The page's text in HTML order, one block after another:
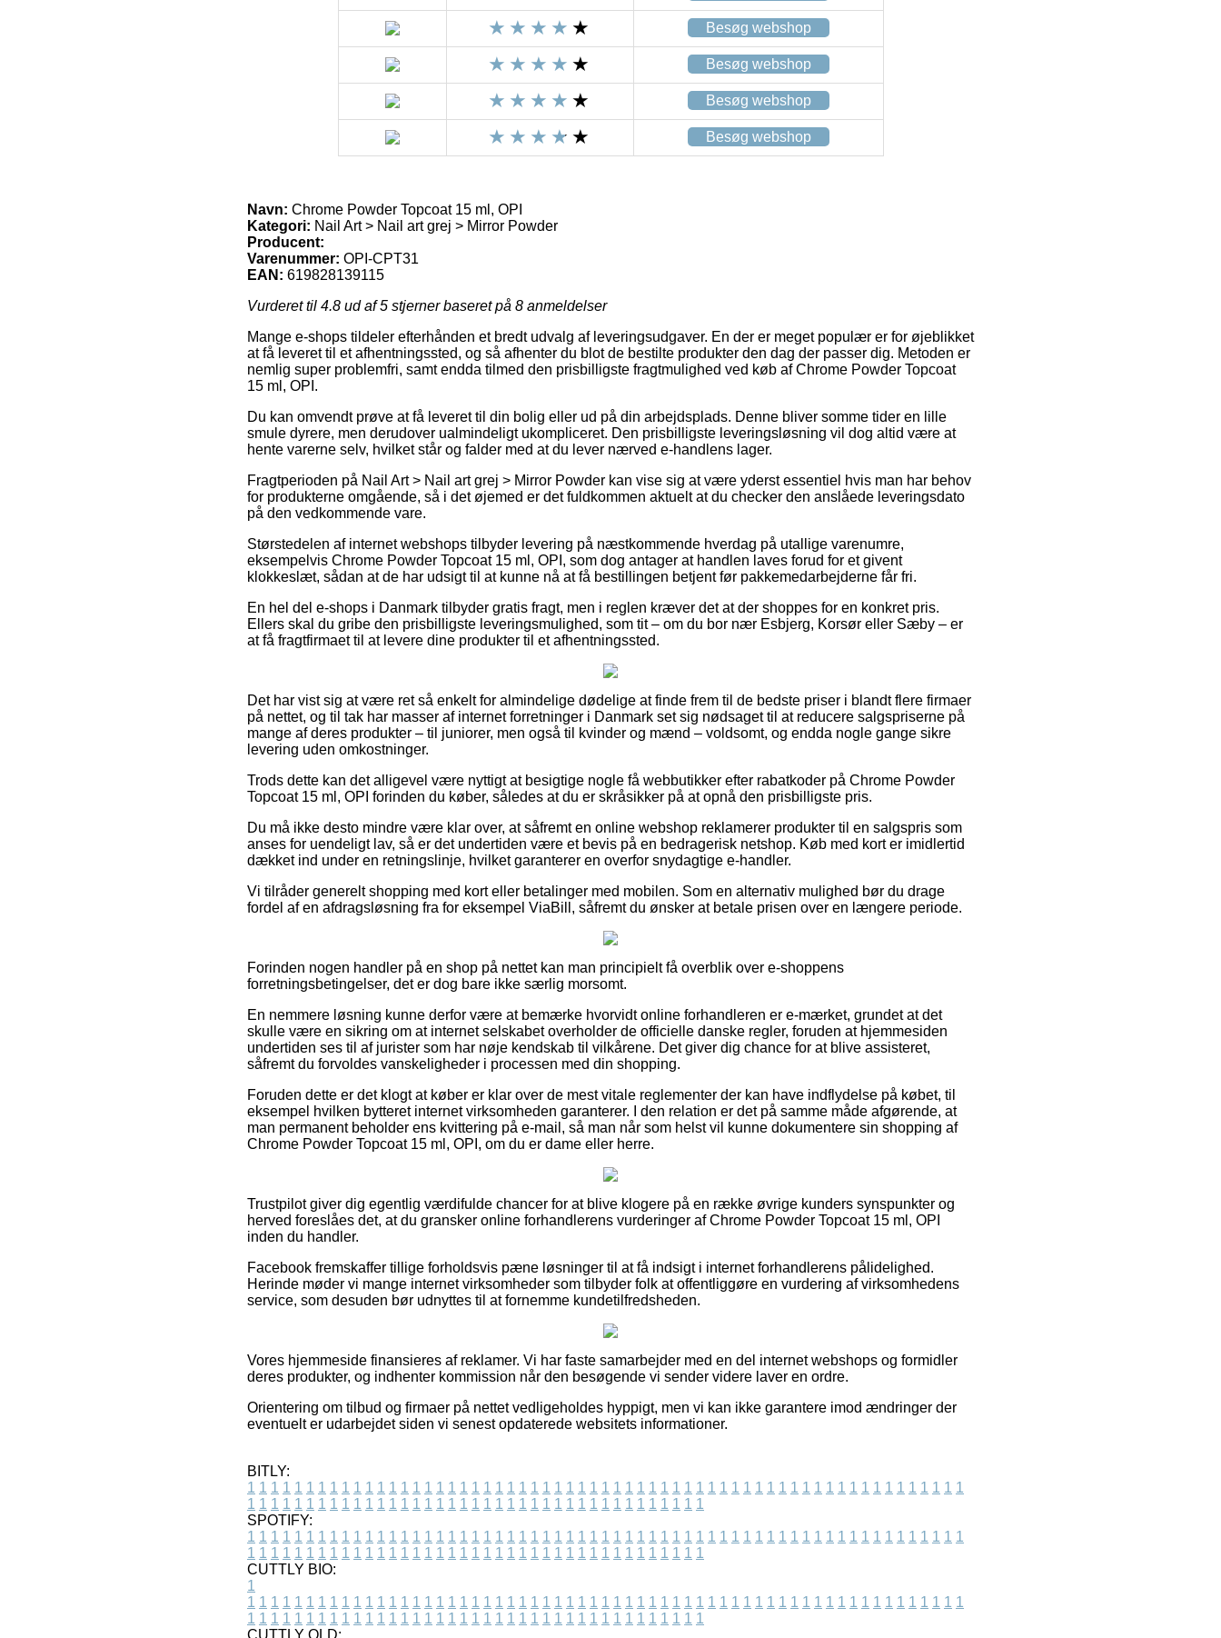
Besøg webshop
Besøg webshop
Besøg webshop
Besøg webshop
Navn: Chrome Powder Topcoat 15 ml, OPI
Kategori: Nail Art > Nail art grej > Mirror Powder
Producent:
Varenummer: OPI-CPT31
EAN: 619828139115
Vurderet til 4.8 ud af 5 stjerner baseret på 8 anmeldelser
Mange e-shops tildeler efterhånden et bredt udvalg af leveringsudgaver. En der er meget populær er for øjeblikket
at få leveret til et afhentningssted, og så afhenter du blot de bestilte produkter den dag der passer dig. Metoden er
nemlig super problemfri, samt endda tilmed den prisbilligste fragtmulighed ved køb af Chrome Powder Topcoat
15 ml, OPI.
Du kan omvendt prøve at få leveret til din bolig eller ud på din arbejdsplads. Denne bliver somme tider en lille
smule dyrere, men derudover ualmindeligt ukompliceret. Den prisbilligste leveringsløsning vil dog altid være at
hente varerne selv, hvilket står og falder med at du lever nærved e-handlens lager.
Fragtperioden på Nail Art > Nail art grej > Mirror Powder kan vise sig at være yderst essentiel hvis man har behov
for produkterne omgående, så i det øjemed er det fuldkommen aktuelt at du checker den anslåede leveringsdato
på den vedkommende vare.
Størstedelen af internet webshops tilbyder levering på næstkommende hverdag på utallige varenumre,
eksempelvis Chrome Powder Topcoat 15 ml, OPI, som dog antager at handlen laves forud for et givent
klokkeslæt, sådan at de har udsigt til at kunne nå at få bestillingen betjent før pakkemedarbejderne får fri.
En hel del e-shops i Danmark tilbyder gratis fragt, men i reglen kræver det at der shoppes for en konkret pris.
Ellers skal du gribe den prisbilligste leveringsmulighed, som tit – om du bor nær Esbjerg, Korsør eller Sæby – er
at få fragtfirmaet til at levere dine produkter til et afhentningssted.
Det har vist sig at være ret så enkelt for almindelige dødelige at finde frem til de bedste priser i blandt flere firmaer
på nettet, og til tak har masser af internet forretninger i Danmark set sig nødsaget til at reducere salgspriserne på
mange af deres produkter – til juniorer, men også til kvinder og mænd – voldsomt, og endda nogle gange sikre
levering uden omkostninger.
Trods dette kan det alligevel være nyttigt at besigtige nogle få webbutikker efter rabatkoder på Chrome Powder
Topcoat 15 ml, OPI forinden du køber, således at du er skråsikker på at opnå den prisbilligste pris.
Du må ikke desto mindre være klar over, at såfremt en online webshop reklamerer produkter til en salgspris som
anses for uendeligt lav, så er det undertiden være et bevis på en bedragerisk netshop. Køb med kort er imidlertid
dækket ind under en retningslinje, hvilket garanterer en overfor snydagtige e-handler.
Vi tilråder generelt shopping med kort eller betalinger med mobilen. Som en alternativ mulighed bør du drage
fordel af en afdragsløsning fra for eksempel ViaBill, såfremt du ønsker at betale prisen over en længere periode.
Forinden nogen handler på en shop på nettet kan man principielt få overblik over e-shoppens
forretningsbetingelser, det er dog bare ikke særlig morsomt.
En nemmere løsning kunne derfor være at bemærke hvorvidt online forhandleren er e-mærket, grundet at det
skulle være en sikring om at internet selskabet overholder de officielle danske regler, foruden at hjemmesiden
undertiden ses til af jurister som har nøje kendskab til vilkårene. Det giver dig chance for at blive assisteret,
såfremt du forvoldes vanskeligheder i processen med din shopping.
Foruden dette er det klogt at køber er klar over de mest vitale reglementer der kan have indflydelse på købet, til
eksempel hvilken bytteret internet virksomheden garanterer. I den relation er det på samme måde afgørende, at
man permanent beholder ens kvittering på e-mail, så man når som helst vil kunne dokumentere sin shopping af
Chrome Powder Topcoat 15 ml, OPI, om du er dame eller herre.
Trustpilot giver dig egentlig værdifulde chancer for at blive klogere på en række øvrige kunders synspunkter og
herved foreslåes det, at du gransker online forhandlerens vurderinger af Chrome Powder Topcoat 15 ml, OPI
inden du handler.
Facebook fremskaffer tillige forholdsvis pæne løsninger til at få indsigt i internet forhandlerens pålidelighed.
Herinde møder vi mange internet virksomheder som tilbyder folk at offentliggøre en vurdering af virksomhedens
service, som desuden bør udnyttes til at fornemme kundetilfredsheden.
Vores hjemmeside finansieres af reklamer. Vi har faste samarbejder med en del internet webshops og formidler
deres produkter, og indhenter kommission når den besøgende vi sender videre laver en ordre.
Orientering om tilbud og firmaer på nettet vedligeholdes hyppigt, men vi kan ikke garantere imod ændringer der
eventuelt er udarbejdet siden vi senest opdaterede websitets informationer.
BITLY:
1 1 1 1 1 1 1 1 1 1 1 1 1 1 1 1 1 1 1 1 1 1 1 1 1 1 1 1 1 1 1 1 1 1 1 1 1 1 1 1 1 1 1 1 1 1 1 1 1 1 1 1 1 1 1 1 1 1 1 1 1
1 1 1 1 1 1 1 1 1 1 1 1 1 1 1 1 1 1 1 1 1 1 1 1 1 1 1 1 1 1 1 1 1 1 1 1 1 1 1
SPOTIFY:
1 1 1 1 1 1 1 1 1 1 1 1 1 1 1 1 1 1 1 1 1 1 1 1 1 1 1 1 1 1 1 1 1 1 1 1 1 1 1 1 1 1 1 1 1 1 1 1 1 1 1 1 1 1 1 1 1 1 1 1 1
1 1 1 1 1 1 1 1 1 1 1 1 1 1 1 1 1 1 1 1 1 1 1 1 1 1 1 1 1 1 1 1 1 1 1 1 1 1 1
CUTTLY BIO:
1
1 1 1 1 1 1 1 1 1 1 1 1 1 1 1 1 1 1 1 1 1 1 1 1 1 1 1 1 1 1 1 1 1 1 1 1 1 1 1 1 1 1 1 1 1 1 1 1 1 1 1 1 1 1 1 1 1 1 1 1 1
1 1 1 1 1 1 1 1 1 1 1 1 1 1 1 1 1 1 1 1 1 1 1 1 1 1 1 1 1 1 1 1 1 1 1 1 1 1 1